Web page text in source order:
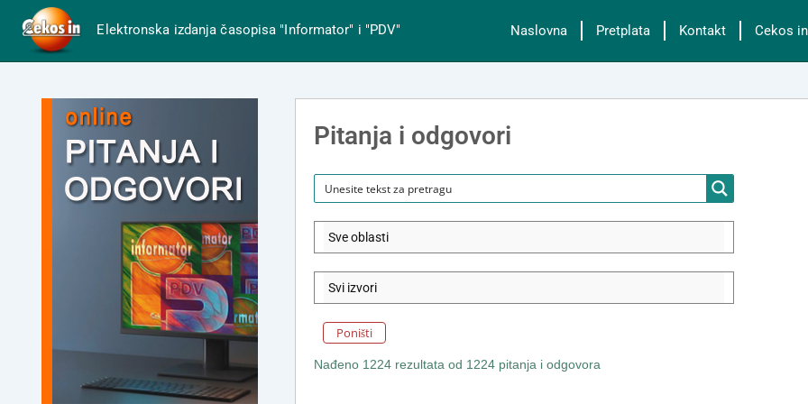
Elektronska izdanja časopisa "Informator" i "PDV" Naslovna Pretplata Kontakt Cekos in
Pitanja i odgovori
Poništi
Nađeno 1224 rezultata od 1224 pitanja i odgovora